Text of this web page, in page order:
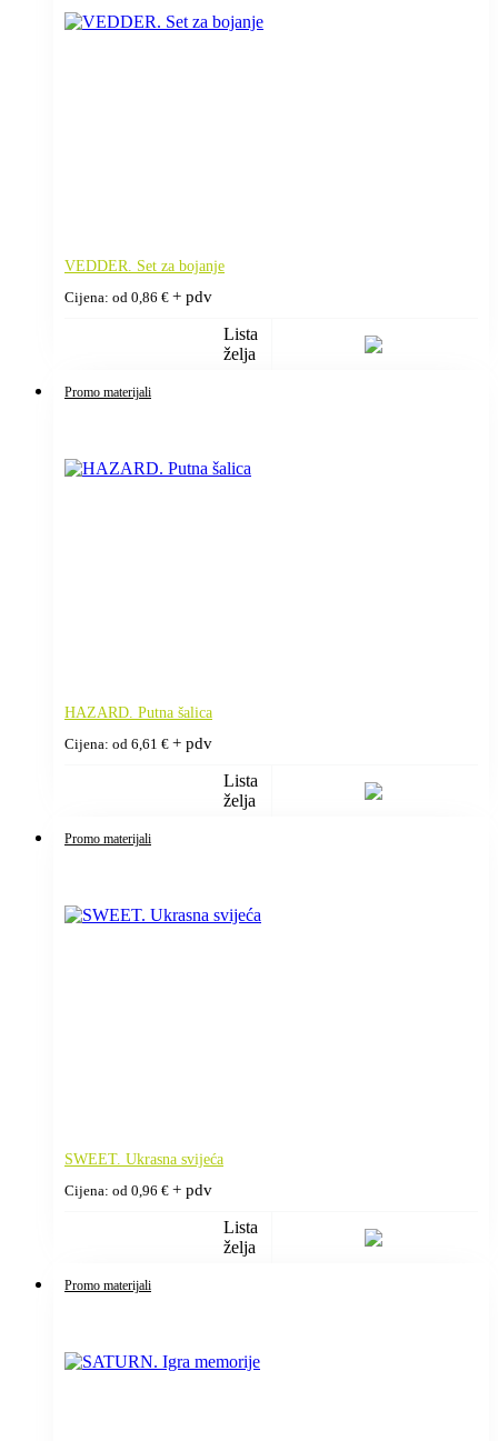
VEDDER. Set za bojanje
Cijena: od 0,86 € + pdv
Lista
želja
Promo materijali
HAZARD. Putna šalica
Cijena: od 6,61 € + pdv
Lista
želja
Promo materijali
SWEET. Ukrasna svijeća
Cijena: od 0,96 € + pdv
Lista
želja
Promo materijali